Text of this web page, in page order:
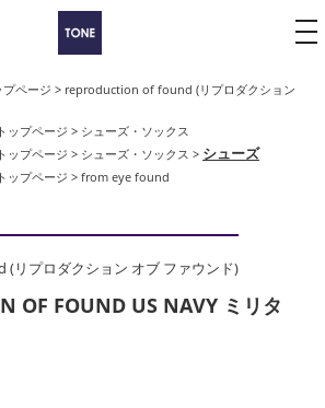
ページ > reproduction of found (リプロダクション
ップページ > シューズ・ソックス
ップページ > シューズ・ソックス > シューズ
ップページ > from eye found
リプロダクション オブ ファウンド)
OF FOUND US NAVY ミリタ